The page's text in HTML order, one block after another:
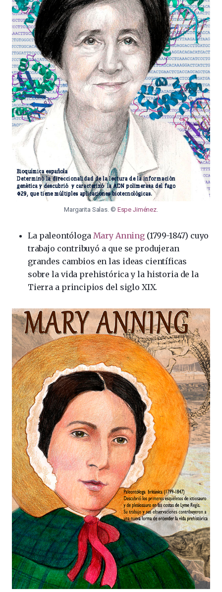
Margarita Salas. © Espe Jiménez.
La paleontóloga Mary Anning(1799-1847) cuyo
trabajo contribuyó a que se produjeran
grandes cambios en las ideas científicas
sobre la vida prehistórica y la historia de la
Tierra a principios del siglo XIX.